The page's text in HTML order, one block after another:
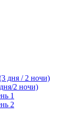
дня / 2 ночи)
2 ночи)
1
2